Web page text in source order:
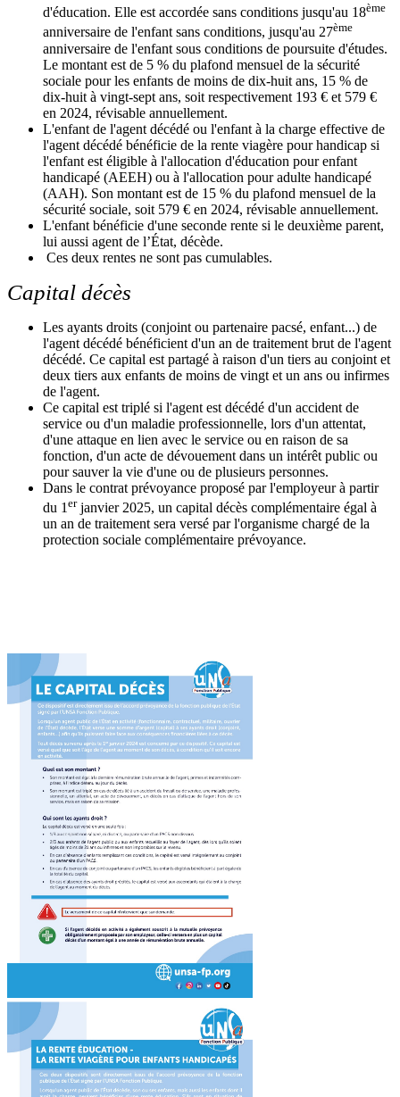
d'éducation. Elle est accordée sans conditions jusqu'au 18ème
anniversaire de l'enfant sans conditions, jusqu'au 27ème
anniversaire de l'enfant sous conditions de poursuite d'études.
Le montant est de 5 % du plafond mensuel de la sécurité
sociale pour les enfants de moins de dix-huit ans, 15 % de
dix-huit à vingt-sept ans, soit respectivement 193 € et 579 €
en 2024, révisable annuellement.
L'enfant de l'agent décédé ou l'enfant à la charge effective de
l'agent décédé bénéficie de la rente viagère pour handicap si
l'enfant est éligible à l'allocation d'éducation pour enfant
handicapé (AEEH) ou à l'allocation pour adulte handicapé
(AAH). Son montant est de 15 % du plafond mensuel de la
sécurité sociale, soit 579 € en 2024, révisable annuellement.
L'enfant bénéficie d'une seconde rente si le deuxième parent,
lui aussi agent de l’État, décède.
Ces deux rentes ne sont pas cumulables.
Capital décès
Les ayants droits (conjoint ou partenaire pacsé, enfant...) de
l'agent décédé bénéficient d'un an de traitement brut de l'agent
décédé. Ce capital est partagé à raison d'un tiers au conjoint et
deux tiers aux enfants de moins de vingt et un ans ou infirmes
de l'agent.
Ce capital est triplé si l'agent est décédé d'un accident de
service ou d'un maladie professionnelle, lors d'un attentat,
d'une attaque en lien avec le service ou en raison de sa
fonction, d'un acte de dévouement dans un intérêt public ou
pour sauver la vie d'une ou de plusieurs personnes.
Dans le contrat prévoyance proposé par l'employeur à partir
du 1 erjanvier 2025, un capital décès complémentaire égal à
un an de traitement sera versé par l'organisme chargé de la
protection sociale complémentaire prévoyance.